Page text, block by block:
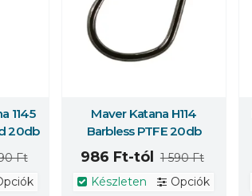
1145
20db
Ft
Többet erről
Maver Katana H114
Barbless PTFE 20db
986 Ft-tól
1 590 Ft
Készleten
Opciók